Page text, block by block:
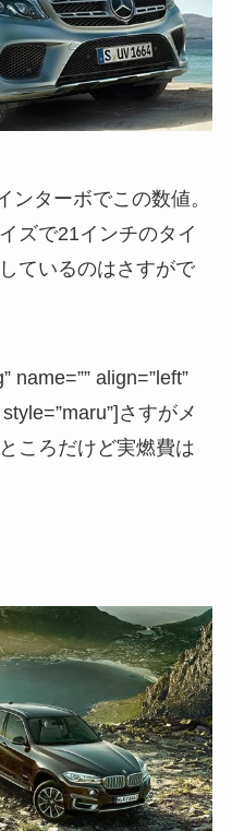
ンターボでこの数値。
ズで21インチのタイ
ているのはさすがで
name=”” align=”left”
さすがメ
ころだけど実燃費は